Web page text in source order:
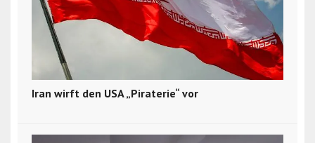
Iran wirft den USA „Piraterie“ vor